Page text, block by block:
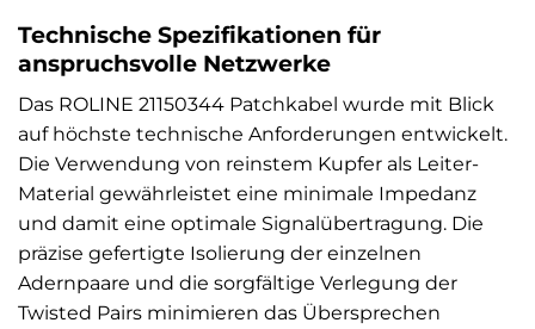
Technische Spezifikationen für
anspruchsvolle Netzwerke
Das ROLINE 21150344 Patchkabel wurde mit Blick
auf höchste technische Anforderungen entwickelt.
Die Verwendung von reinstem Kupfer als Leiter-
Material gewährleistet eine minimale Impedanz
und damit eine optimale Signalübertragung. Die
präzise gefertigte Isolierung der einzelnen
Adernpaare und die sorgfältige Verlegung der
Twisted Pairs minimieren das Übersprechen